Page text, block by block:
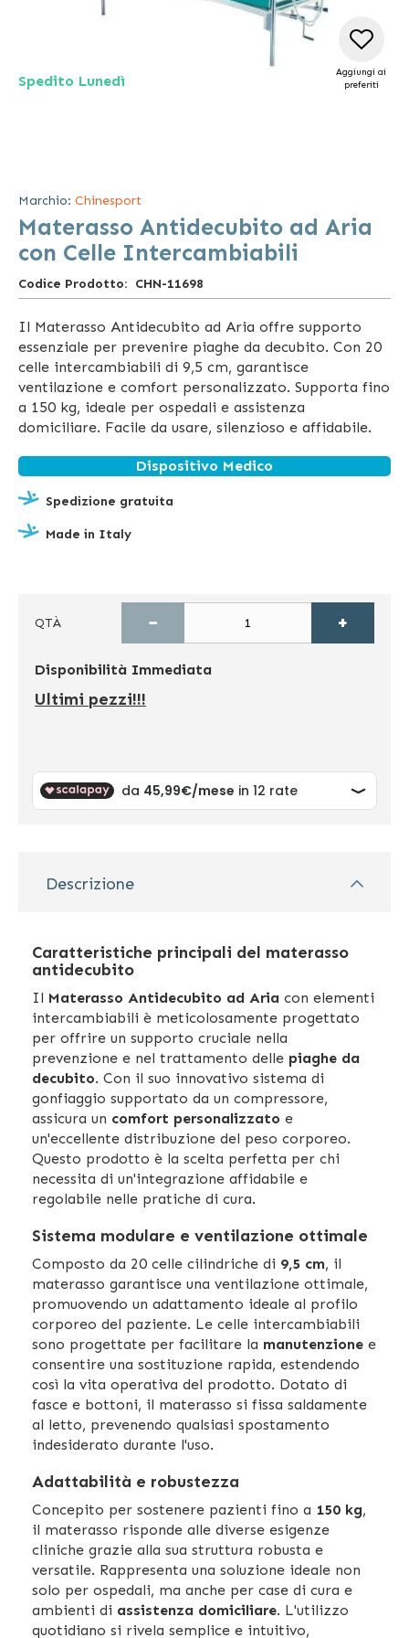
Spedito Lunedì
galleria
di
immagini
Aggiungi ai
preferiti
Marchio: Chinesport
Materasso Antidecubito ad Aria
con Celle Intercambiabili
Codice Prodotto CHN-11698
Il Materasso Antidecubito ad Aria offre supporto
essenziale per prevenire piaghe da decubito. Con 20
celle intercambiabili di 9,5 cm, garantisce
ventilazione e comfort personalizzato. Supporta fino
a 150 kg, ideale per ospedali e assistenza
domiciliare. Facile da usare, silenzioso e affidabile.
Dispositivo Medico
Spedizione gratuita
Made in Italy
QTÀ − +
Disponibilità Immediata
Ultimi pezzi!!!
Descrizione
Caratteristiche principali del materasso
antidecubito
Il Materasso Antidecubito ad Aria con elementi
intercambiabili è meticolosamente progettato
per offrire un supporto cruciale nella
prevenzione e nel trattamento delle piaghe da
decubito. Con il suo innovativo sistema di
gonfiaggio supportato da un compressore,
assicura un comfort personalizzato e
un'eccellente distribuzione del peso corporeo.
Questo prodotto è la scelta perfetta per chi
necessita di un'integrazione affidabile e
regolabile nelle pratiche di cura.
Sistema modulare e ventilazione ottimale
Composto da 20 celle cilindriche di 9,5 cm, il
materasso garantisce una ventilazione ottimale,
promuovendo un adattamento ideale al profilo
corporeo del paziente. Le celle intercambiabili
sono progettate per facilitare la manutenzione e
consentire una sostituzione rapida, estendendo
così la vita operativa del prodotto. Dotato di
fasce e bottoni, il materasso si fissa saldamente
al letto, prevenendo qualsiasi spostamento
indesiderato durante l'uso.
Adattabilità e robustezza
Concepito per sostenere pazienti fino a 150 kg,
il materasso risponde alle diverse esigenze
cliniche grazie alla sua struttura robusta e
versatile. Rappresenta una soluzione ideale non
solo per ospedali, ma anche per case di cura e
ambienti di assistenza domiciliare. L'utilizzo
quotidiano si rivela semplice e intuitivo,